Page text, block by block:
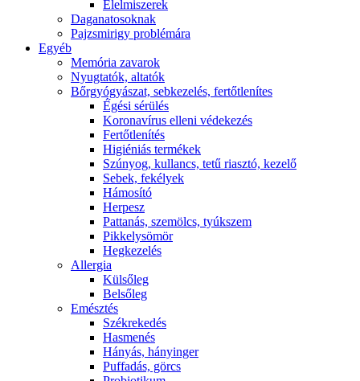
É́lelmiszerek
Daganatosoknak
Pajzsmirigy problémára
Egyéb
Memória zavarok
Nyugtatók, altatók
Bőrgyógyászat, sebkezelés, fertőtlenítes
É́gési sérülés
Koronavírus elleni védekezés
Fertőtlenítés
Higiéniás termékek
Szúnyog, kullancs, tetű riasztó, kezelő
Sebek, fekélyek
Hámosító
Herpesz
Pattanás, szemölcs, tyúkszem
Pikkelysömör
Hegkezelés
Allergia
Külsőleg
Belsőleg
Emésztés
Székrekedés
Hasmenés
Hányás, hányinger
Puffadás, görcs